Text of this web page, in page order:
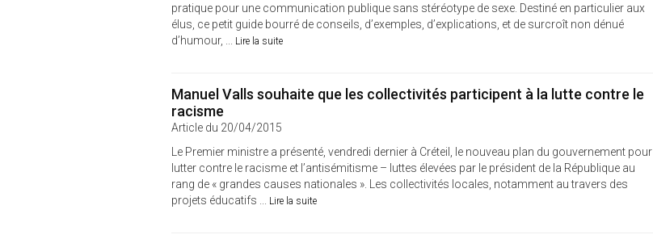
pratique pour une communication publique sans stéréotype de sexe. Destiné en particulier aux
élus, ce petit guide bourré de conseils, d’exemples, d’explications, et de surcroît non dénué
d’humour, ...
Lire la suite
Manuel Valls souhaite que les collectivités participent à la lutte contre le
racisme
Article du 20/04/2015
Le Premier ministre a présenté, vendredi dernier à Créteil, le nouveau plan du gouvernement pour
lutter contre le racisme et l’antisémitisme – luttes élevées par le président de la République au
rang de « grandes causes nationales ». Les collectivités locales, notamment au travers des
projets éducatifs ...
Lire la suite